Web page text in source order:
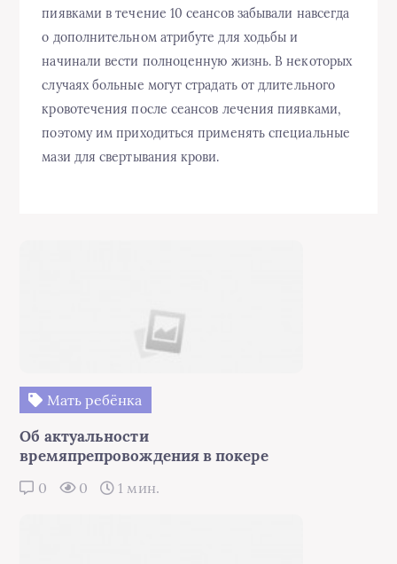
пиявками в течение 10 сеансов забывали навсегда
о дополнительном атрибуте для ходьбы и
начинали вести полноценную жизнь. В некоторых
случаях больные могут страдать от длительного
кровотечения после сеансов лечения пиявками,
поэтому им приходиться применять специальные
мази для свертывания крови.
Мать ребёнка
Об актуальности
времяпрепровождения в покере
0 0 1 мин.